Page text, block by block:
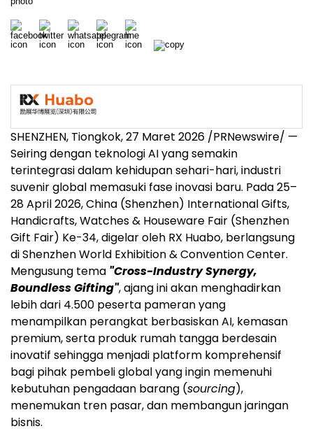
SHENZHEN, Tiongkok, 27 Maret 2026 /PRNewswire/ —
Seiring dengan teknologi AI yang semakin
terintegrasi dalam kehidupan sehari-hari, industri
suvenir global memasuki fase inovasi baru. Pada 25–
28 April 2026, China (Shenzhen) International Gifts,
Handicrafts, Watches & Houseware Fair (Shenzhen
Gift Fair) Ke-34, digelar oleh RX Huabo, berlangsung
di Shenzhen World Exhibition & Convention Center.
Mengusung tema "Cross-Industry Synergy,
Boundless Gifting", ajang ini akan menghadirkan
lebih dari 4.500 peserta pameran yang
menampilkan perangkat berbasiskan AI, kemasan
premium, serta produk rumah tangga berdesain
inovatif sehingga menjadi platform komprehensif
bagi pihak pembeli global yang ingin memenuhi
kebutuhan pengadaan barang (sourcing),
menemukan tren pasar, dan membangun jaringan
bisnis.